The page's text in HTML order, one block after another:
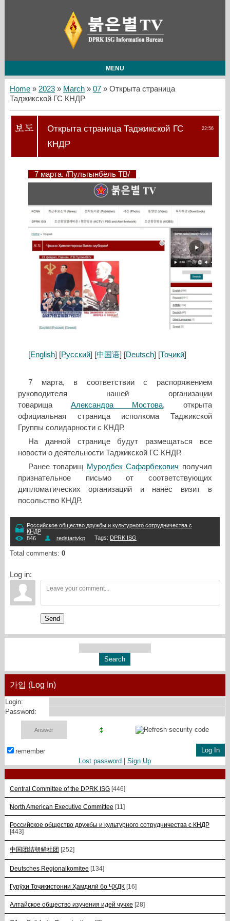
MENU
Home» 2023 » March » 07» Открыта страница
Таджикской ГС КНДР
22:56
Открыта страница Таджикской ГС
КНДР
7 марта. /Пульгынбёль ТВ/
[English] [Русский] [中国语] [Deutsch] [Тоҷикӣ]
7 марта, в соответствии с распоряжением
руководителя нашей организации
товарища Александра Мостова, открыта
официальная страница исполкома Таджикской
Группы солидарности с КНДР.
На данной странице будут размещаться все
новости о деятельности Таджикской ГС КНДР.
Ранее товарищ Муродбек Сафарбекович получил
признательное письмо от соответствующих
дипломатических организаций и нанёс визит в
посольство КНДР.
Российское общество дружбы и культурного сотрудничества с
КНДР
846
redstartvkp Tags: DPRK ISG
Total comments: 0
Log in:
Send
가입 (Log In)
Login:
Password:
remember
Lost password |Sign Up
Central Committee of the DPRK ISG [446]
North American Executive Committee [11]
Российское общество дружбы и культурного сотрудничества с КНДР
[443]
中国团结朝鲜社团 [252]
Deutsches Regionalkomitee [134]
Гурӯҳи Тоҷикистонии Ҳамдилӣ бо ҶХДК [16]
Алтайское общество изучения идей чучхе [28]